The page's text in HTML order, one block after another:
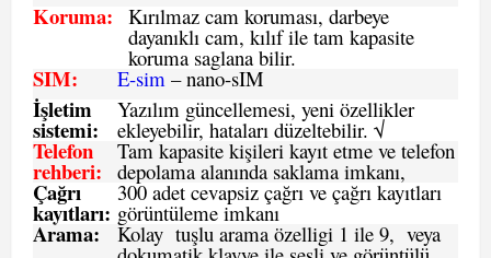
Koruma: Kırılmaz cam koruması, darbeye
dayanıklı cam, kılıf ile tam kapasite
koruma saglana bilir.
SIM: E-sim – nano-sIM
İşletim
sistemi:
Yazılım güncellemesi, yeni özellikler
ekleyebilir, hataları düzeltebilir. √
Telefon
rehberi:
Tam kapasite kişileri kayıt etme ve telefon
depolama alanında saklama imkanı,
Çağrı
kayıtları:
300 adet cevapsiz çağrı ve çağrı kayıtları
görüntüleme imkanı
Arama: Kolay tuşlu arama özelligi 1 ile 9, veya